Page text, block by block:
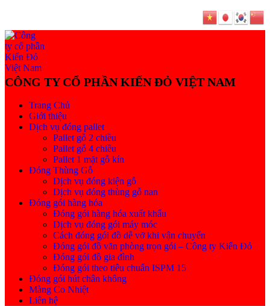
Trang Chủ
Giới thiệu
Dịch vụ đóng pallet
Pallet gỗ 2 chiều
Pallet gỗ 4 chiều
Pallet 1 mặt gỗ kín
Đóng Thùng Gỗ
Dịch vụ đóng kiện gỗ
Dịch vụ đóng thùng gỗ nan
Đóng gói hàng hóa
Đóng gói hàng hóa xuất khẩu
Dịch vụ đóng gói máy móc
Cách đóng gói đồ dễ vỡ khi vận chuyển
Đóng gói đồ văn phòng trọn gói – Công ty Kiến Đỏ
Đóng gói đồ gia đình
Đóng gói theo tiêu chuẩn ISPM 15
Đóng gói hút chân không
Màng Co Nhiệt
Liên hệ